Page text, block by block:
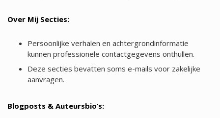
Over Mij Secties:
Persoonlijke verhalen en achtergrondinformatie
kunnen professionele contactgegevens onthullen.
Deze secties bevatten soms e-mails voor zakelijke
aanvragen.
Blogposts & Auteursbio’s: